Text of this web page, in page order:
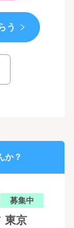
う
か？
募集中
東京